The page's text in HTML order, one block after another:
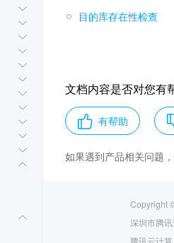
目的库存在性检查
文档内容是否对您有
有帮助
如果遇到产品相关问题
Copyright
深圳市腾
腾讯云计